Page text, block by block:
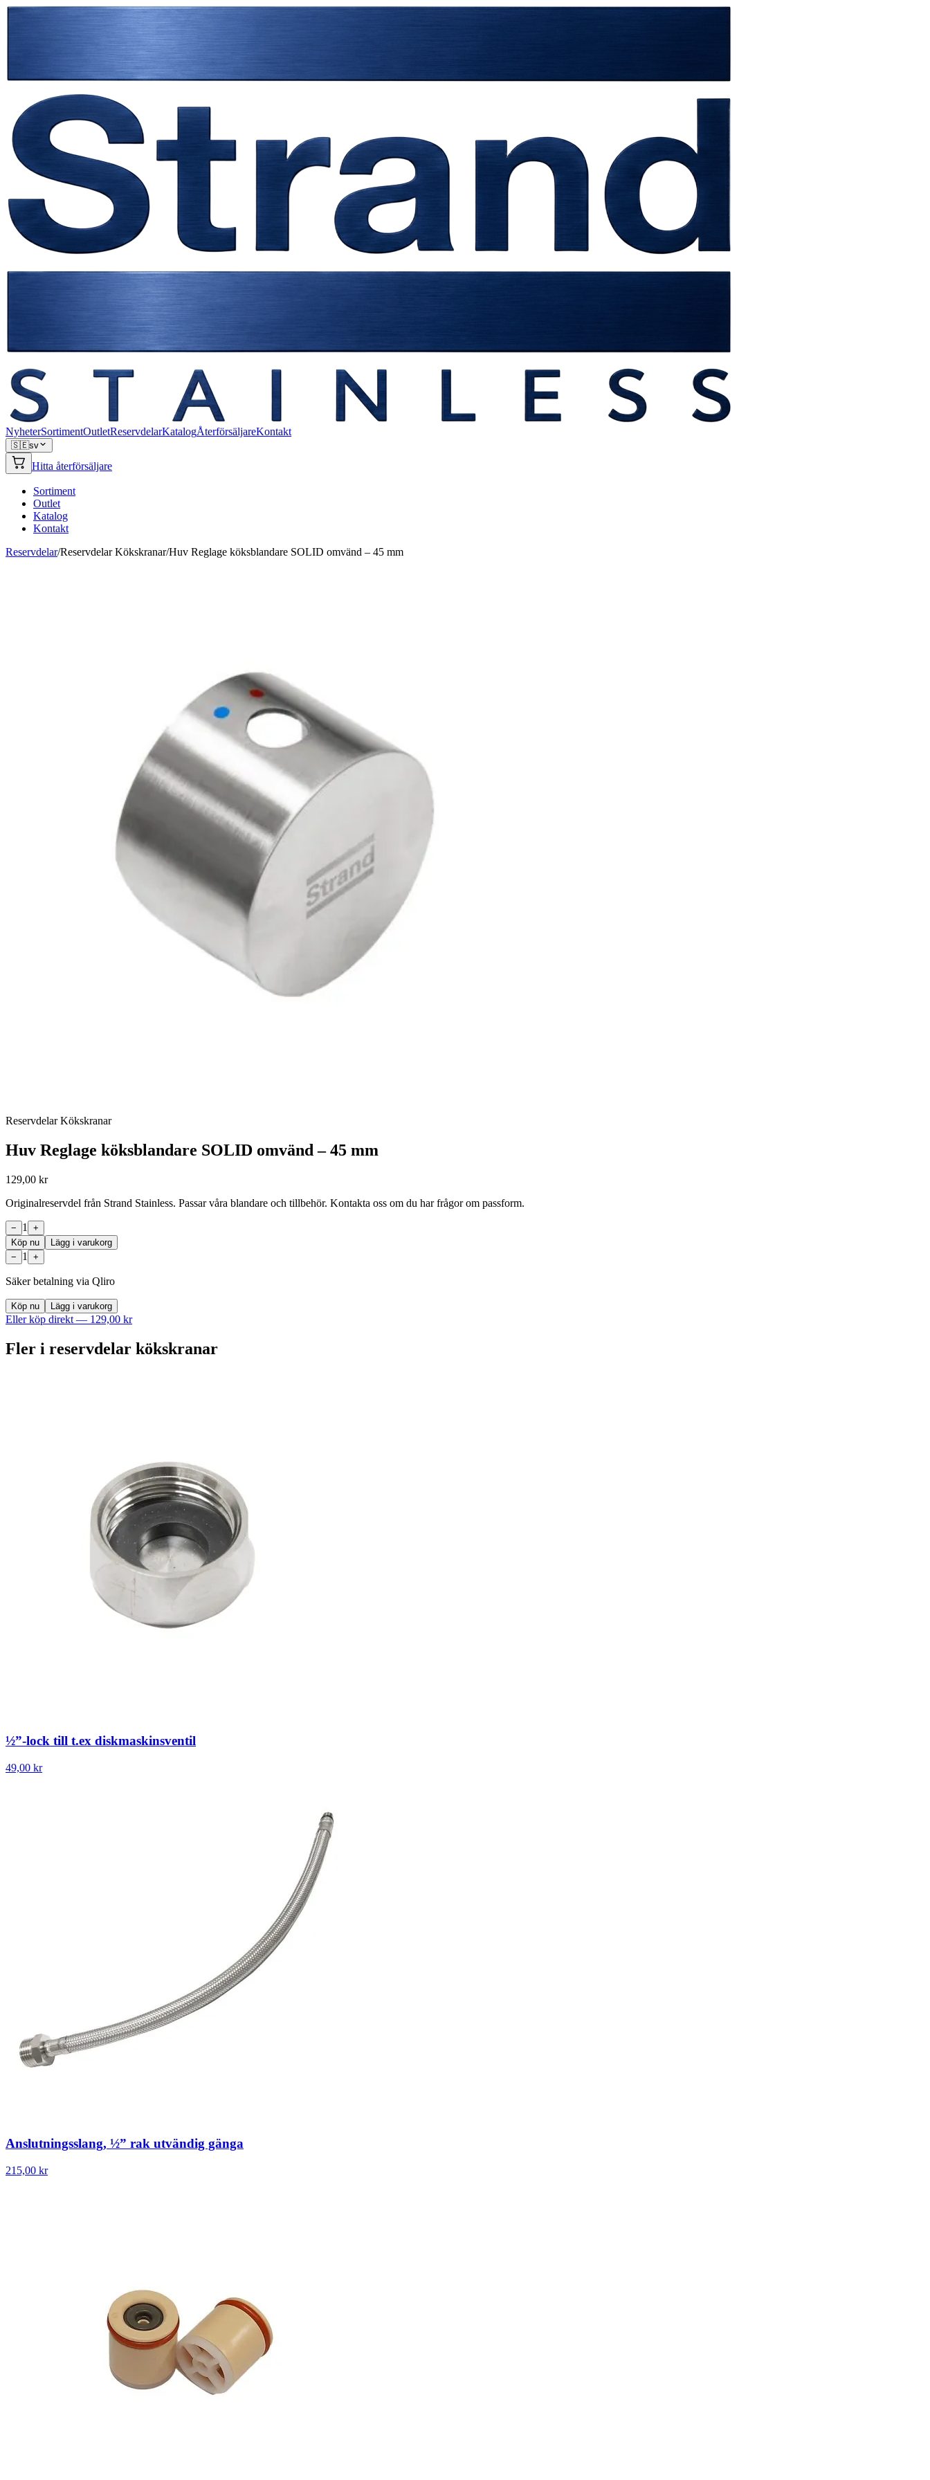
NyheterSortimentOutletReservdelarKatalogÅterförsäljareKontakt
🇸🇪sv
Hitta återförsäljare
Sortiment
Outlet
Katalog
Kontakt
Reservdelar/Reservdelar Kökskranar/Huv Reglage köksblandare SOLID omvänd – 45 mm
Reservdelar Kökskranar
Huv Reglage köksblandare SOLID omvänd – 45 mm
129,00 kr
Originalreservdel från Strand Stainless. Passar våra blandare och tillbehör. Kontakta oss om du har frågor om passform.
− 1
+
Köp nu
Lägg i varukorg
−
1 +
Säker betalning via Qliro
Köp nu Lägg i varukorg
Eller köp direkt — 129,00 kr
Fler i reservdelar kökskranar
½”-lock till t.ex diskmaskinsventil
49,00 kr
Anslutningsslang, ½” rak utvändig gänga
215,00 kr